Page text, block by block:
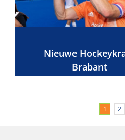
Nieuwe
Brabant
1 2